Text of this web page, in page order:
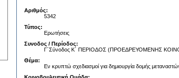
Αριθμός:
5342
Τύπος:
Ερωτήσεις
Συνοδος / Περίοδος:
Γ΄Σύνοδος Κ΄ ΠΕΡΙΟΔΟΣ (ΠΡΟΕΔΡΕΥΟΜΕΝΗΣ
Θέμα:
Εν κρυπτώ σχεδιασμοί για δημιουργία δομής